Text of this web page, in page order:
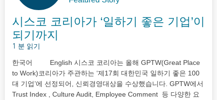
시스코 코리아가 ‘일하기 좋은 기업’이
되기까지
1 분 읽기
한국어 English 시스코 코리아는 올해 GPTW(Great Place
to Work)코리아가 주관하는 ‘제17회 대한민국 일하기 좋은 100
대 기업’에 선정되어, 신뢰경영대상을 수상했습니다. GPTW에서
Trust Index , Culture Audit, Employee Comment 등 다양한 요